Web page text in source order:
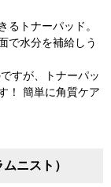
るトナーパッド。
で水分を補給しう
すが、トナーパッ
！ 簡単に角質ケア
ニスト）